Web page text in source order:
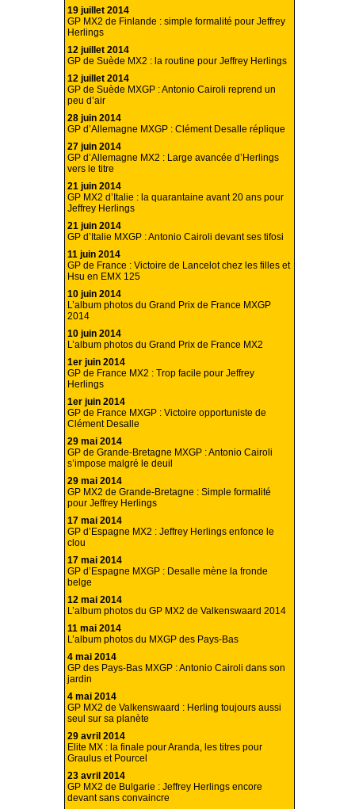
19 juillet 2014
GP MX2 de Finlande : simple formalité pour Jeffrey
Herlings
12 juillet 2014
GP de Suède MX2 : la routine pour Jeffrey Herlings
12 juillet 2014
GP de Suède MXGP : Antonio Cairoli reprend un
peu d’air
28 juin 2014
GP d’Allemagne MXGP : Clément Desalle réplique
27 juin 2014
GP d’Allemagne MX2 : Large avancée d’Herlings
vers le titre
21 juin 2014
GP MX2 d’Italie : la quarantaine avant 20 ans pour
Jeffrey Herlings
21 juin 2014
GP d’Italie MXGP : Antonio Cairoli devant ses tifosi
11 juin 2014
GP de France : Victoire de Lancelot chez les filles et
Hsu en EMX 125
10 juin 2014
L’album photos du Grand Prix de France MXGP
2014
10 juin 2014
L’album photos du Grand Prix de France MX2
1er juin 2014
GP de France MX2 : Trop facile pour Jeffrey
Herlings
1er juin 2014
GP de France MXGP : Victoire opportuniste de
Clément Desalle
29 mai 2014
GP de Grande-Bretagne MXGP : Antonio Cairoli
s’impose malgré le deuil
29 mai 2014
GP MX2 de Grande-Bretagne : Simple formalité
pour Jeffrey Herlings
17 mai 2014
GP d’Espagne MX2 : Jeffrey Herlings enfonce le
clou
17 mai 2014
GP d’Espagne MXGP : Desalle mène la fronde
belge
12 mai 2014
L’album photos du GP MX2 de Valkenswaard 2014
11 mai 2014
L’album photos du MXGP des Pays-Bas
4 mai 2014
GP des Pays-Bas MXGP : Antonio Cairoli dans son
jardin
4 mai 2014
GP MX2 de Valkenswaard : Herling toujours aussi
seul sur sa planète
29 avril 2014
Elite MX : la finale pour Aranda, les titres pour
Graulus et Pourcel
23 avril 2014
GP MX2 de Bulgarie : Jeffrey Herlings encore
devant sans convaincre